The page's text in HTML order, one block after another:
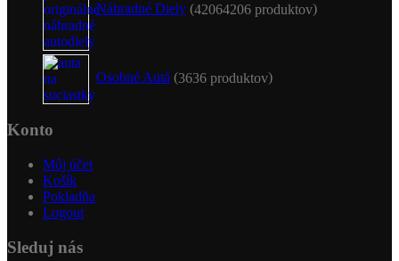
Náhradné Diely 42064206 produktov
Osobné Autá 3636 produktov
Konto
Môj účet
Košík
Pokladňa
Logout
Sleduj nás